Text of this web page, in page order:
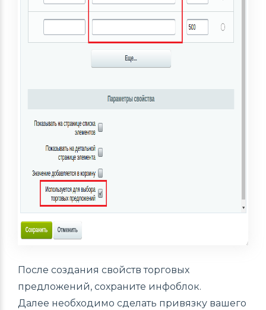
После создания свойств торговых
предложений, сохраните инфоблок.
Далее необходимо сделать привязку вашего